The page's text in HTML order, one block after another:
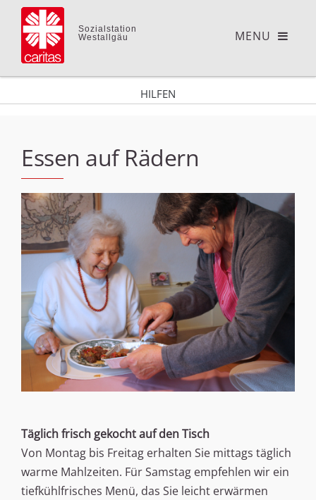
Sozialstation
Westallgäu
HILFEN
Essen auf Rädern
Täglich frisch gekocht auf den Tisch
Von Montag bis Freitag erhalten Sie mittags täglich
warme Mahlzeiten. Für Samstag empfehlen wir ein
tiefkühlfrisches Menü, das Sie leicht erwärmen